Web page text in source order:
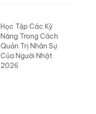
Học Tập Các Kỹ
Năng Trong Cách
Quản Trị Nhân Sự
Của Người Nhật
2026